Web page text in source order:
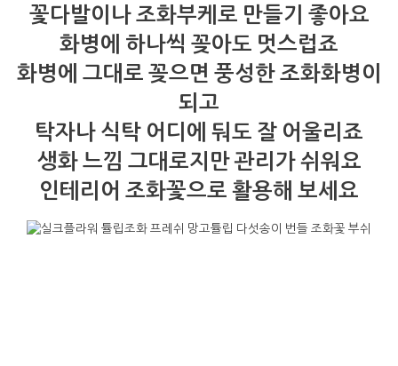
꽃다발이나 조화부케로 만들기 좋아요
화병에 하나씩 꽂아도 멋스럽죠
화병에 그대로 꽂으면 풍성한 조화화병이
되고
탁자나 식탁 어디에 둬도 잘 어울리죠
생화 느낌 그대로지만 관리가 쉬워요
인테리어 조화꽃으로 활용해 보세요